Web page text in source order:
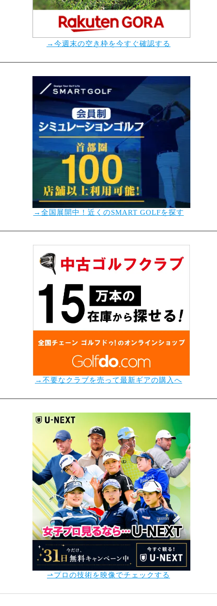
→今週末の空き枠を今すぐ確認する
→全国展開中！近くのSMART GOLFを探す
→不要なクラブを売って最新ギアの購入へ
⇀プロの技術を映像でチェックする